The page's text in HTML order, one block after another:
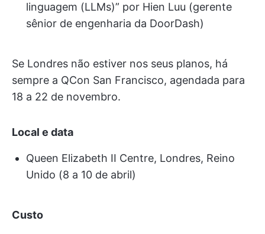
linguagem (LLMs)” por Hien Luu (gerente
sênior de engenharia da DoorDash)
Se Londres não estiver nos seus planos, há
sempre a QCon San Francisco, agendada para
18 a 22 de novembro.
Local e data
Queen Elizabeth II Centre, Londres, Reino
Unido (8 a 10 de abril)
Custo